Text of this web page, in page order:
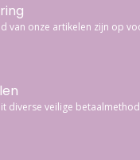
van onze artikelen zijn op
diverse veilige